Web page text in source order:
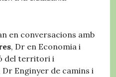
en conversacions amb
, Dr en Economia i
del territori i
Dr Enginyer de camins i